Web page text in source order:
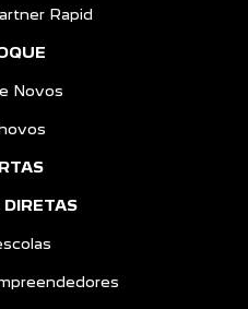
Rapid
Novos